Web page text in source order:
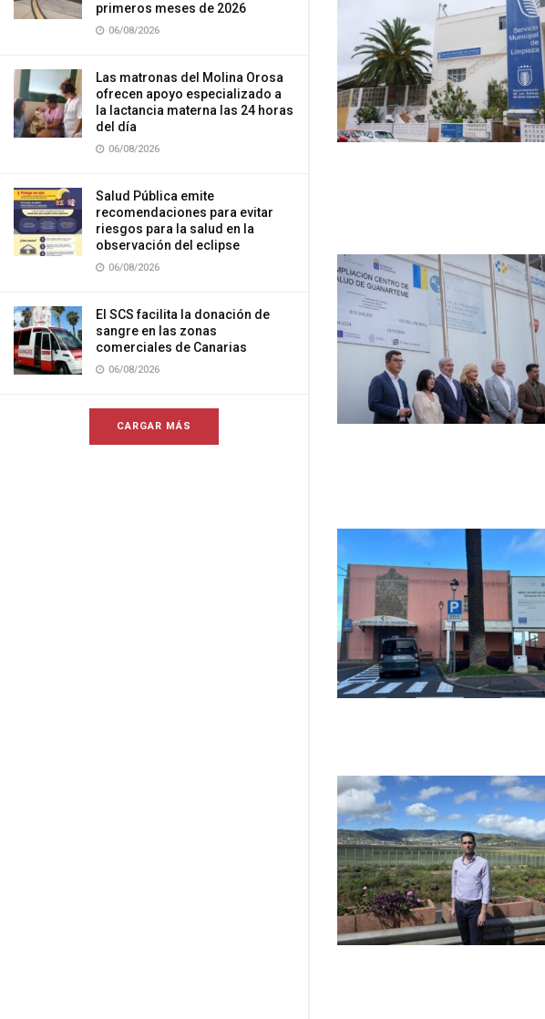
primeros meses de 2026
06/08/2026
Las matronas del Molina Orosa
ofrecen apoyo especializado a
la lactancia materna las 24 horas
del día
06/08/2026
Salud Pública emite
recomendaciones para evitar
riesgos para la salud en la
observación del eclipse
06/08/2026
El SCS facilita la donación de
sangre en las zonas
comerciales de Canarias
06/08/2026
CARGAR MÁS